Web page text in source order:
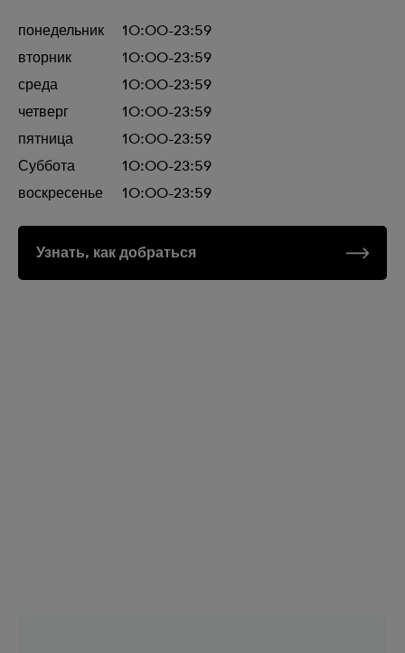
понедельник
10:00-23:59
вторник
10:00-23:59
среда
10:00-23:59
четверг
10:00-23:59
пятница
10:00-23:59
Суббота
10:00-23:59
воскресенье
10:00-23:59
Узнать, как добраться